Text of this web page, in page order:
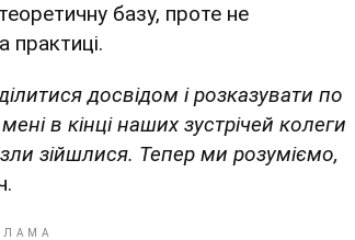
базу, проте не
практиці.
досвідом і розказувати по
в кінці наших зустрічей колеги
зійшлися. Тепер ми розуміємо,